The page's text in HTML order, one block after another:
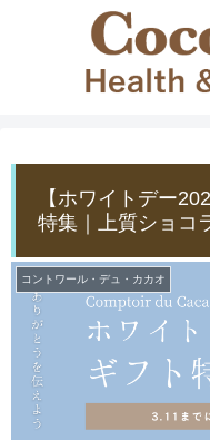
【ホワイトデー
特集｜上質ショコ
コントワール・デュ・カカオ